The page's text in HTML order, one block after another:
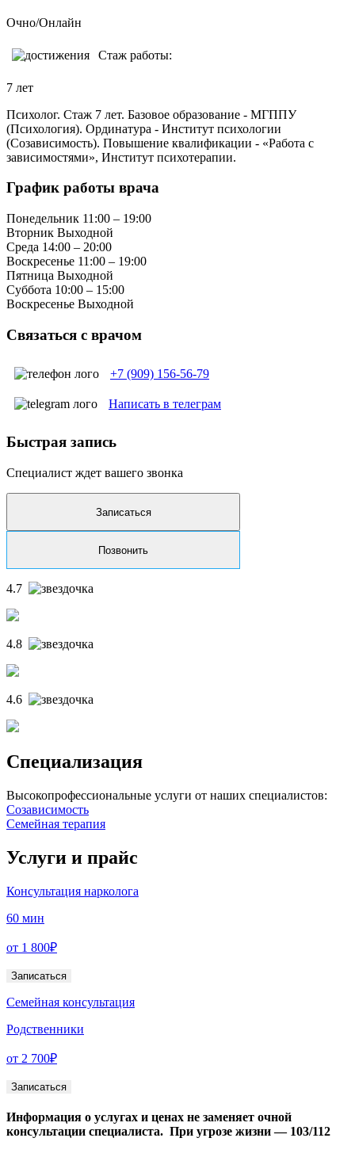
Очно/Онлайн
Стаж работы:
7 лет
Психолог. Стаж 7 лет. Базовое образование - МГППУ
(Психология). Ординатура - Институт психологии
(Созависимость). Повышение квалификации - «Работа с
зависимостями», Институт психотерапии.
График работы врача
Понедельник 11:00 – 19:00
Вторник Выходной
Среда 14:00 – 20:00
Воскресенье 11:00 – 19:00
Пятница Выходной
Суббота 10:00 – 15:00
Воскресенье Выходной
Связаться с врачом
+7 (909) 156-56-79
Написать в телеграм
Быстрая запись
Специалист ждет вашего звонка
Записаться
Позвонить
4.7
4.8
4.6
Специализация
Высокопрофессиональные услуги от наших специалистов:
Созависимость
Семейная терапия
Услуги и прайc
Консультация нарколога
60 мин
от 1 800₽
Записаться
Семейная консультация
Родственники
от 2 700₽
Записаться
Информация о услугах и ценах не заменяет очной
консультации специалиста. При угрозе жизни — 103/112